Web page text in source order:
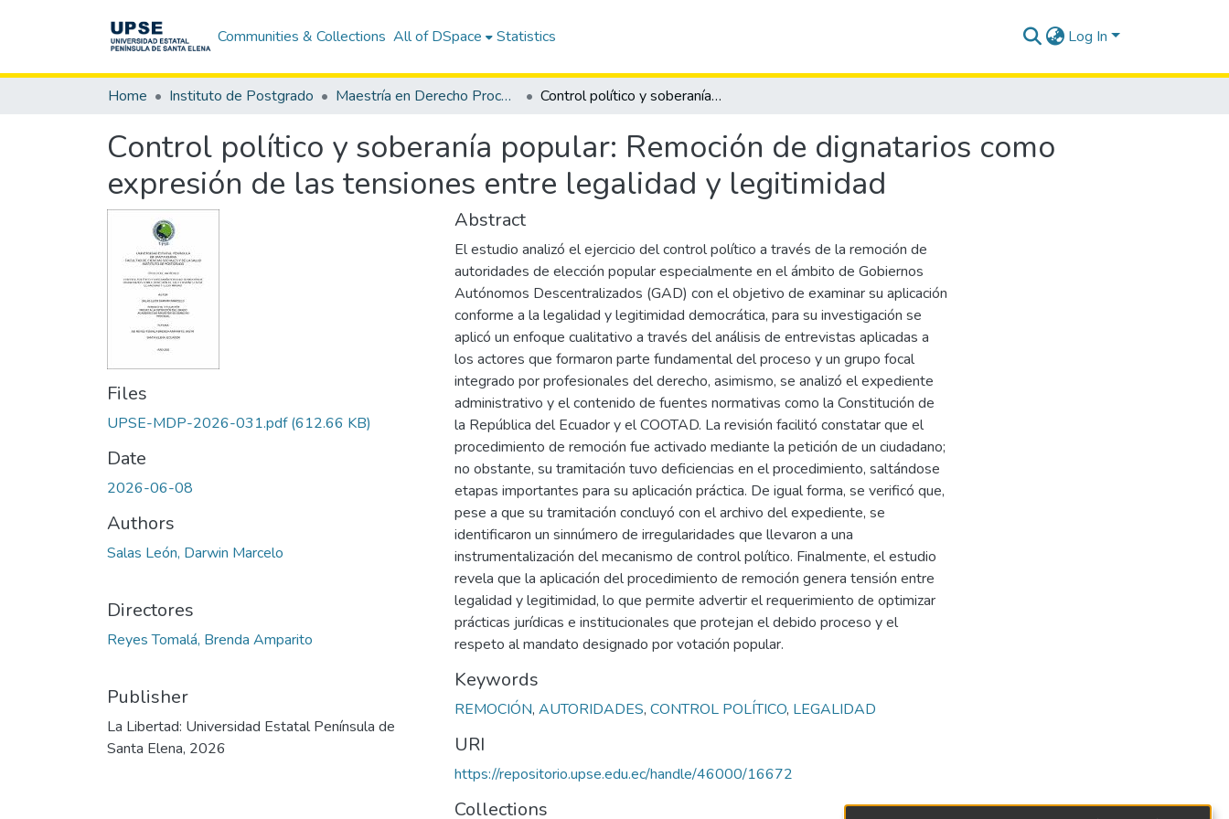
Communities & Collections All of DSpace Statistics Log In
Home Instituto de Postgrado Maestría en Derecho Procesal Control político y soberanía popular: Remoción de dignatarios como expresión de las tensiones entre legalidad y legitimidad
Control político y soberanía popular: Remoción de dignatarios como
expresión de las tensiones entre legalidad y legitimidad
Files
UPSE-MDP-2026-031.pdf(612.66 KB)
Date
2026-06-08
Authors
Salas León, Darwin Marcelo
Directores
Reyes Tomalá, Brenda Amparito
Publisher
La Libertad: Universidad Estatal Península de
Santa Elena, 2026
Abstract
El estudio analizó el ejercicio del control político a través de la remoción de
autoridades de elección popular especialmente en el ámbito de Gobiernos
Autónomos Descentralizados (GAD) con el objetivo de examinar su aplicación
conforme a la legalidad y legitimidad democrática, para su investigación se
aplicó un enfoque cualitativo a través del análisis de entrevistas aplicadas a
los actores que formaron parte fundamental del proceso y un grupo focal
integrado por profesionales del derecho, asimismo, se analizó el expediente
administrativo y el contenido de fuentes normativas como la Constitución de
la República del Ecuador y el COOTAD. La revisión facilitó constatar que el
procedimiento de remoción fue activado mediante la petición de un ciudadano;
no obstante, su tramitación tuvo deficiencias en el procedimiento, saltándose
etapas importantes para su aplicación práctica. De igual forma, se verificó que,
pese a que su tramitación concluyó con el archivo del expediente, se
identificaron un sinnúmero de irregularidades que llevaron a una
instrumentalización del mecanismo de control político. Finalmente, el estudio
revela que la aplicación del procedimiento de remoción genera tensión entre
legalidad y legitimidad, lo que permite advertir el requerimiento de optimizar
prácticas jurídicas e institucionales que protejan el debido proceso y el
respeto al mandato designado por votación popular.
Keywords
REMOCIÓN, AUTORIDADES, CONTROL POLÍTICO, LEGALIDAD
URI
https://repositorio.upse.edu.ec/handle/46000/16672
Collections